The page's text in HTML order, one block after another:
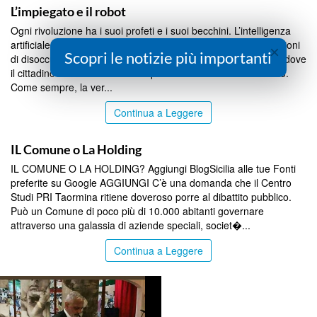
L’impiegato e il robot
Ogni rivoluzione ha i suoi profeti e i suoi becchini. L’intelligenza
artificiale non fa eccezione. Da una parte c’è chi annuncia milioni
di disoccupati, dall’altra chi promette un Eden amministrativo dove
il cittadino otterrà un certificato prima ancora di averlo chiesto.
Come sempre, la ver...
Continua a Leggere
IL Comune o La Holding
IL COMUNE O LA HOLDING? Aggiungi BlogSicilia alle tue Fonti
preferite su Google AGGIUNGI C’è una domanda che il Centro
Studi PRI Taormina ritiene doveroso porre al dibattito pubblico.
Può un Comune di poco più di 10.000 abitanti governare
attraverso una galassia di aziende speciali, societ�...
Continua a Leggere
×
Scopri le notizie più importanti